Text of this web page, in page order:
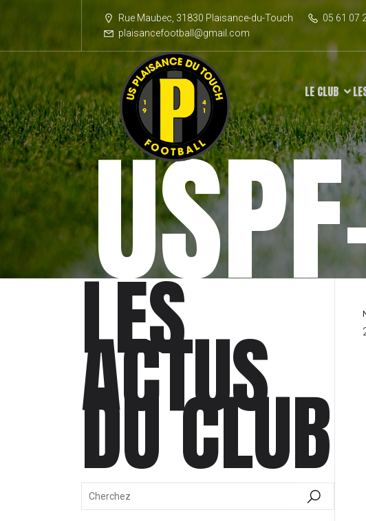
Rue Maubec, 31830 Plaisance-du-Touch
05 61 07
plaisancefootball@gmail.com
LE CLUB
LES
ACTUS
DU CLUB